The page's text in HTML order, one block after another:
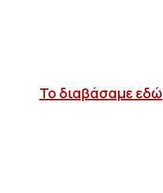
Το διαβάσαμε εδώ